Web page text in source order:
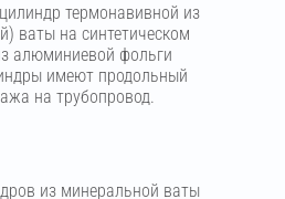
термонавивной из
ваты на синтетическом
алюминиевой фольги
имеют продольный
на трубопровод.
из минеральной ваты